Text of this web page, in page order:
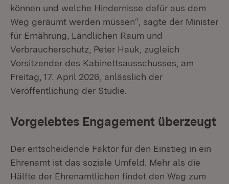
können und welche Hindernisse dafür aus dem
Weg geräumt werden müssen“, sagte der Minister
für Ernährung, Ländlichen Raum und
Verbraucherschutz, Peter Hauk, zugleich
Vorsitzender des Kabinettsausschusses, am
Freitag, 17. April 2026, anlässlich der
Veröffentlichung der Studie.
Vorgelebtes Engagement überzeugt
Der entscheidende Faktor für den Einstieg in ein
Ehrenamt ist das soziale Umfeld. Mehr als die
Hälfte der Ehrenamtlichen findet den Weg zum